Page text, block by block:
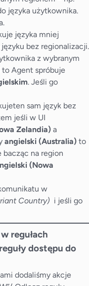
języka użytkownika.
języka mniej
bez regionalizacji.
z wybranym
to Agent spróbuje
. Jeśli go
sam język bez
jeśli w UI
Zelandia) a
angielski (Australia) to
bacząc na region
(Nowa
w
Country) i jeśli go
regułach
dostępu do
dodaliśmy akcje